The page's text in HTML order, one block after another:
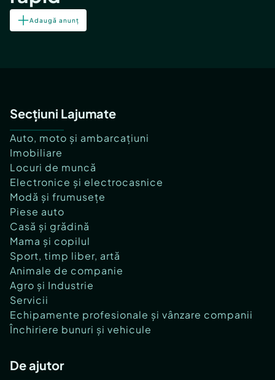
Adaugă anunț
Secțiuni Lajumate
Auto, moto și ambarcațiuni
Imobiliare
Locuri de muncă
Electronice și electrocasnice
Modă și frumusețe
Piese auto
Casă și grădină
Mama și copilul
Sport, timp liber, artă
Animale de companie
Agro și Industrie
Servicii
Echipamente profesionale și vânzare companii
Închiriere bunuri și vehicule
De ajutor